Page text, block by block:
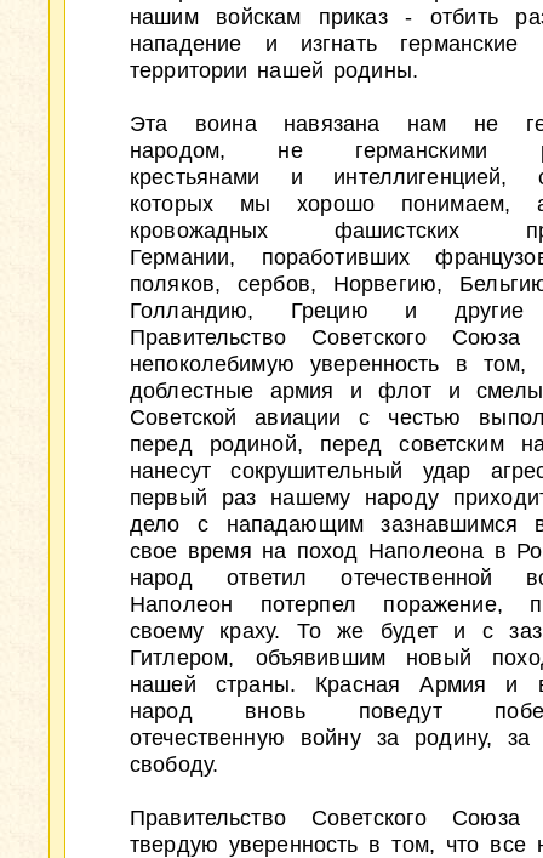
нашим войскам приказ - отбить
нападение и изгнать германские
территории нашей родины.
Эта воина навязана нам не
народом, не германскими
крестьянами и интеллигенцией,
которых мы хорошо понимаем,
кровожадных фашистских
Германии, поработивших
поляков, сербов, Норвегию,
Голландию, Грецию и другие
Правительство Советского Союза
непоколебимую уверенность в
доблестные армия и флот и
Советской авиации с честью
перед родиной, перед советским
нанесут сокрушительный удар
первый раз нашему народу
дело с нападающим зазнавшимся
свое время на поход Наполеона в
народ ответил отечественной
Наполеон потерпел поражение,
своему краху. То же будет и с
Гитлером, объявившим новый
нашей страны. Красная Армия и
народ вновь поведут
отечественную войну за родину, за
свободу.
Правительство Советского Союза
твердую уверенность в том, что все